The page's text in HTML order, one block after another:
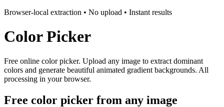
Browser-local extraction • No upload • Instant results
Color Picker
Free online color picker. Upload any image to extract dominant
colors and generate beautiful animated gradient backgrounds. All
processing in your browser.
Free color picker from any image